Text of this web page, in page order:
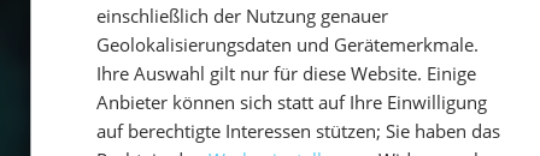
einschließlich der Nutzung genauer
Geolokalisierungsdaten und Gerätemerkmale.
Ihre Auswahl gilt nur für diese Website. Einige
Anbieter können sich statt auf Ihre Einwilligung
auf berechtigte Interessen stützen; Sie haben das